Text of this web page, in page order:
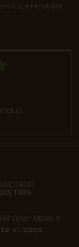
& sur Pinterest.
Rhône-Alpes à
et sans